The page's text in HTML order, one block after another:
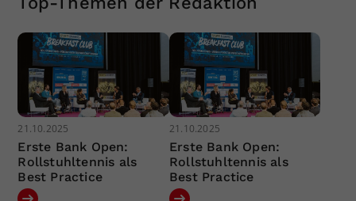
21.10.2025
Erste Bank Open:
Rollstuhltennis als
Best Practice
21.10.2025
Erste Bank Open:
Rollstuhltennis als
Best Practice